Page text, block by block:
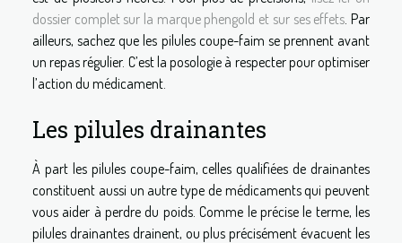
dossier complet sur la marque phengold et sur ses effets . Par
ailleurs, sachez que les pilules coupe-faim se prennent avant
un repas régulier. C’est la posologie à respecter pour optimiser
l’action du médicament.
Les pilules drainantes
À part les pilules coupe-faim, celles qualifiées de drainantes
constituent aussi un autre type de médicaments qui peuvent
vous aider à perdre du poids. Comme le précise le terme, les
pilules drainantes drainent, ou plus précisément évacuent les